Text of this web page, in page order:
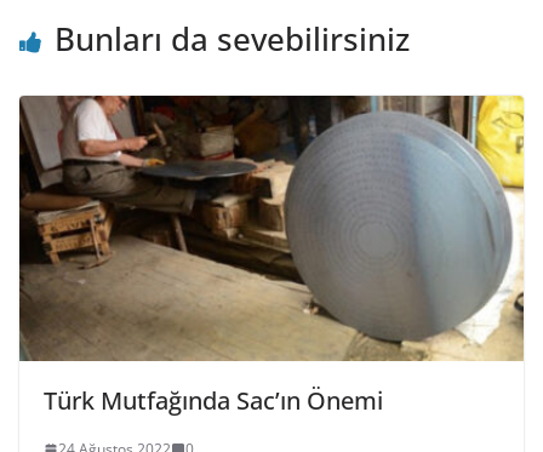
Bunları da sevebilirsiniz
Türk Mutfağında Sac’ın Önemi